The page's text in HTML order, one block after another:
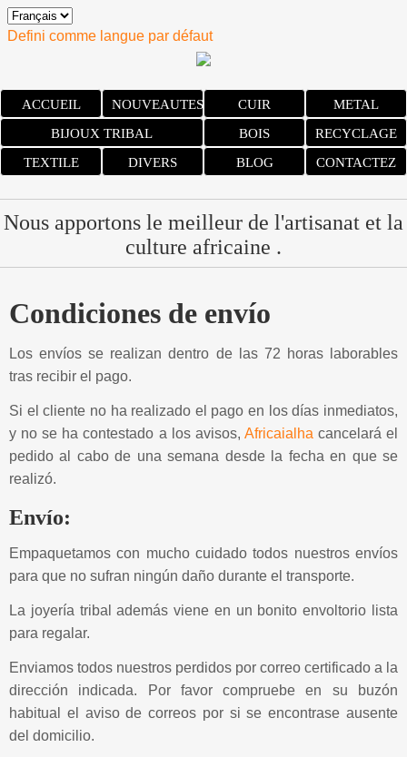
Defini comme langue par défaut
ACCUEIL NOUVEAUTES CUIR
METAL
BIJOUX TRIBAL
BOIS
RECYCLAGE
TEXTILE
DIVERS BLOG CONTACTEZ
Nous apportons le meilleur de l'artisanat et la
culture africaine .
Condiciones de envío
Los envíos se realizan dentro de las 72 horas laborables
tras recibir el pago.
Si el cliente no ha realizado el pago en los días inmediatos,
y no se ha contestado a los avisos, Africaialha cancelará el
pedido al cabo de una semana desde la fecha en que se
realizó.
Envío:
Empaquetamos con mucho cuidado todos nuestros envíos
para que no sufran ningún daño durante el transporte.
La joyería tribal además viene en un bonito envoltorio lista
para regalar.
Enviamos todos nuestros perdidos por correo certificado a la
dirección indicada. Por favor compruebe en su buzón
habitual el aviso de correos por si se encontrase ausente
del domicilio.